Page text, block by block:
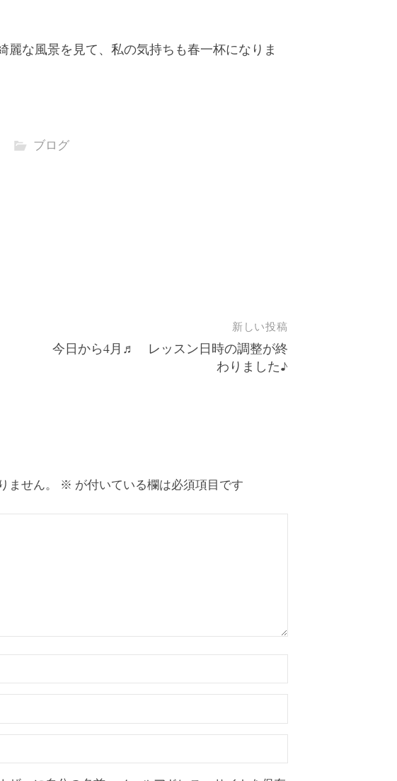
麗な風景を見て、私の気持ちも春一杯になりま
ブログ
新しい投稿
今日から4月♬ レッスン日時の調整が終
わりました♪
ません。 ※ が付いている欄は必須項目です